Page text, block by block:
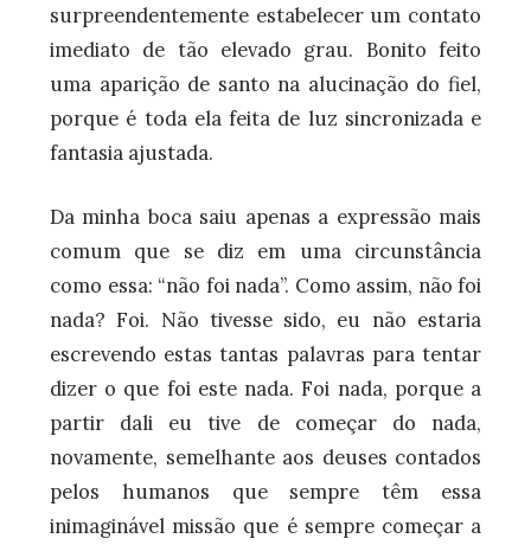
surpreendentemente estabelecer um contato
imediato de tão elevado grau. Bonito feito
uma aparição de santo na alucinação do fiel,
porque é toda ela feita de luz sincronizada e
fantasia ajustada.
Da minha boca saiu apenas a expressão mais
comum que se diz em uma circunstância
como essa: “não foi nada”. Como assim, não foi
nada? Foi. Não tivesse sido, eu não estaria
escrevendo estas tantas palavras para tentar
dizer o que foi este nada. Foi nada, porque a
partir dali eu tive de começar do nada,
novamente, semelhante aos deuses contados
pelos humanos que sempre têm essa
inimaginável missão que é sempre começar a